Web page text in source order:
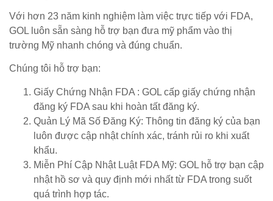
Với hơn 23 năm kinh nghiệm làm việc trực tiếp với FDA,
GOL luôn sẵn sàng hỗ trợ bạn đưa mỹ phẩm vào thị
trường Mỹ nhanh chóng và đúng chuẩn.
Chúng tôi hỗ trợ bạn:
Giấy Chứng Nhận FDA : GOL cấp giấy chứng nhận
đăng ký FDA sau khi hoàn tất đăng ký.
Quản Lý Mã Số Đăng Ký: Thông tin đăng ký của bạn
luôn được cập nhật chính xác, tránh rủi ro khi xuất
khẩu.
Miễn Phí Cập Nhật Luật FDA Mỹ: GOL hỗ trợ bạn cập
nhật hồ sơ và quy định mới nhất từ FDA trong suốt
quá trình hợp tác.